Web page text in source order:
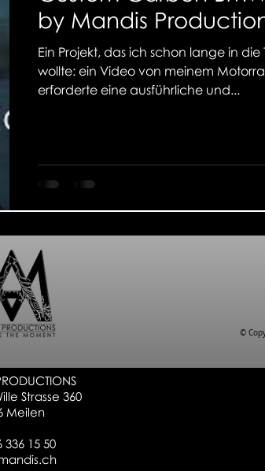
by Mandis
Ein Projekt, das ich schon lange in die
wollte: ein Video von meinem
erforderte eine ausführliche und...
©
Strasse 360
Meilen
336 15 50